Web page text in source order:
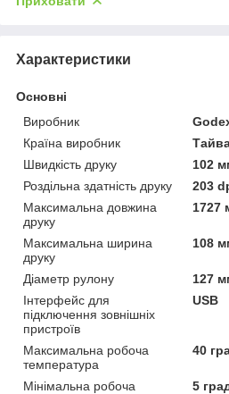
Характеристики
Основні
Виробник
Країна виробник
Швидкість друку
102
Роздільна здатність друку
203
Максимальна довжина
друку
1727
Максимальна ширина
друку
108
Діаметр рулону
127
Інтерфейс для
підключення зовнішніх
пристроїв
USB
Максимальна робоча
температура
40
Мінімальна робоча
5